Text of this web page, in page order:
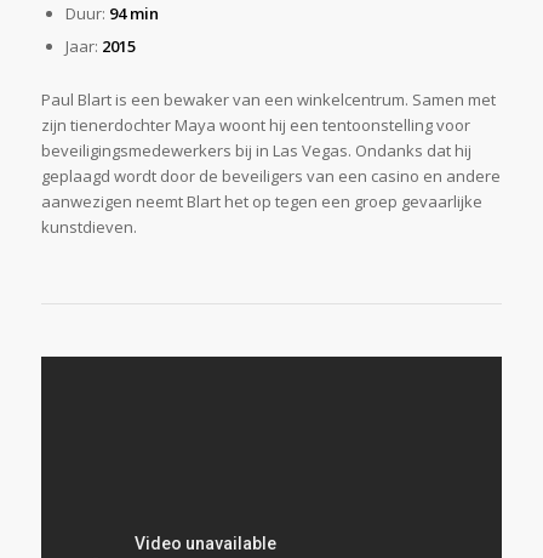
Duur: 94 min
Jaar: 2015
Paul Blart is een bewaker van een winkelcentrum. Samen met
zijn tienerdochter Maya woont hij een tentoonstelling voor
beveiligingsmedewerkers bij in Las Vegas. Ondanks dat hij
geplaagd wordt door de beveiligers van een casino en andere
aanwezigen neemt Blart het op tegen een groep gevaarlijke
kunstdieven.